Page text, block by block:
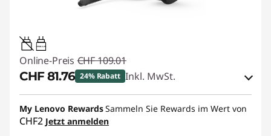
0.95W-3.25W
Online-Preis CHF 109.01
CHF 81.76 24% Rabatt Inkl. MwSt.
eCoupon-Rabatt :-CHF 27.25
eCoupon :SALES
My Lenovo RewardsSammeln Sie Rewards im Wert von
CHF2 Jetzt anmelden